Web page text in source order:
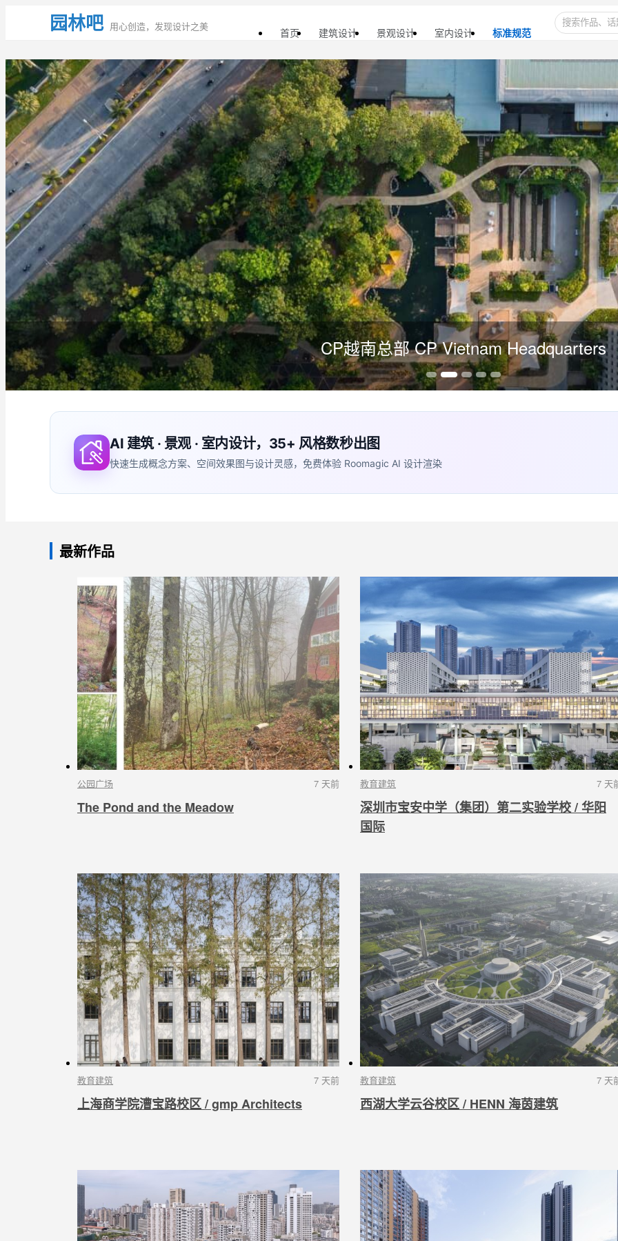
园林吧 用心创造，发现设计之美 首页 建筑设计 景观设计 室内设计 标准规范
CP越南总部 CP Vietnam Headquarters
AI 建筑 · 景观 · 室内设计，35+ 风格数秒出图
快速生成概念方案、空间效果图与设计灵感，免费体验 Roomagic AI 设计渲染
最新作品
公园广场 7 天前
The Pond and the Meadow
教育建筑 7 天
深圳市宝安中学（集团）第二实验学校 / 华阳
国际
教育建筑 7 天前
上海商学院漕宝路校区 / gmp Architects
教育建筑 7 天
西湖大学云谷校区 / HENN 海茵建筑